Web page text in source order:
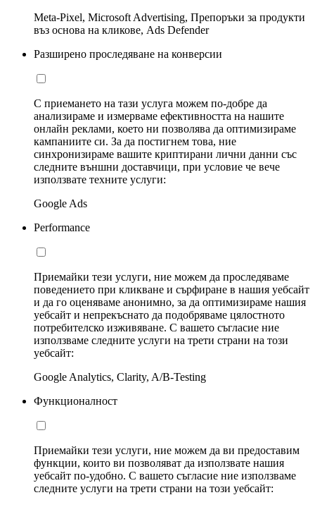
Meta-Pixel, Microsoft Advertising, Препоръки за продукти
въз основа на кликове, Ads Defender
Разширено проследяване на конверсии
С приемането на тази услуга можем по-добре да
анализираме и измерваме ефективността на нашите
онлайн реклами, което ни позволява да оптимизираме
кампаниите си. За да постигнем това, ние
синхронизираме вашите криптирани лични данни със
следните външни доставчици, при условие че вече
използвате техните услуги:
Google Ads
Performance
Приемайки тези услуги, ние можем да проследяваме
поведението при кликване и сърфиране в нашия уебсайт
и да го оценяваме анонимно, за да оптимизираме нашия
уебсайт и непрекъснато да подобряваме цялостното
потребителско изживяване. С вашето съгласие ние
използваме следните услуги на трети страни на този
уебсайт:
Google Analytics, Clarity, A/B-Testing
Функционалност
Приемайки тези услуги, ние можем да ви предоставим
функции, които ви позволяват да използвате нашия
уебсайт по-удобно. С вашето съгласие ние използваме
следните услуги на трети страни на този уебсайт: